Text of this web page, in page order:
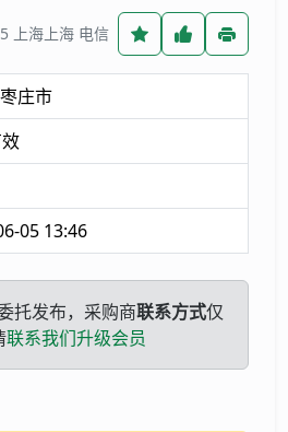
上海上海 电信
庄市
05 13:46
托发布，采购商联系方式仅
联系我们升级会员